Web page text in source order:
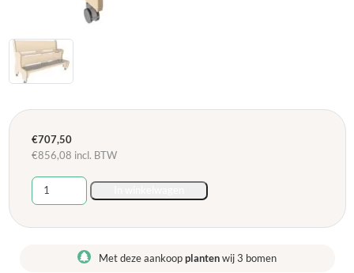
€707,50
€856,08 incl. BTW
Hoogzit
Ergobank
cm
Met deze aankoop plantenwij 3 bomen